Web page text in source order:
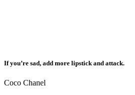
If you’re sad, add more lipstick and attack.
Coco Chanel